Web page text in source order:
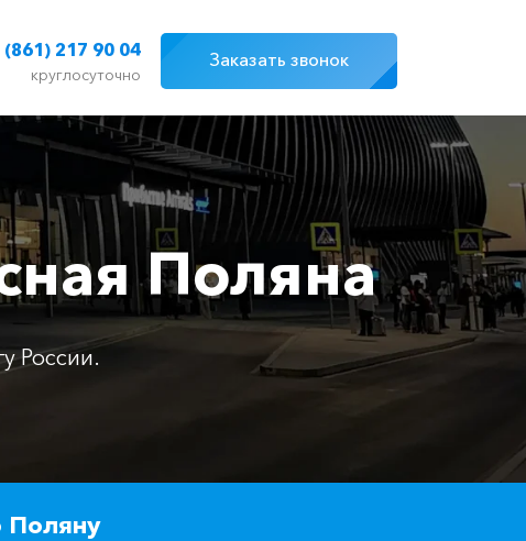
(861) 217 90 04
круглосуточно
Заказать звонок
Поляна
России.
Поляну